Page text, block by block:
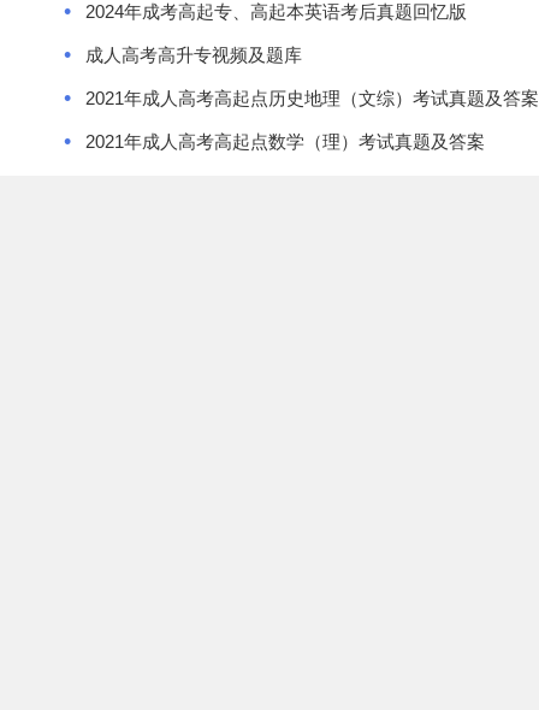
• 2024年成考高起专、高起本英语考后真题回忆版
• 成人高考高升专视频及题库
• 2021年成人高考高起点历史地理（文综）考试真题及答案
• 2021年成人高考高起点数学（理）考试真题及答案